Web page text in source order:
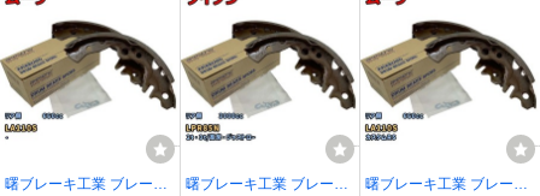
曙ブレーキ工業 ブレーキ
曙ブレーキ工業 ブレーキ
曙ブレーキ工業 ブレーキ